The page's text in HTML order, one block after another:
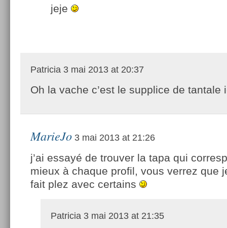
jeje
Patricia 3 mai 2013 at 20:37
Oh la vache c’est le supplice de tantale
MarieJo 3 mai 2013 at 21:26
j’ai essayé de trouver la tapa qui
mieux à chaque profil, vous verrez que
fait plez avec certains
Patricia 3 mai 2013 at 21:35